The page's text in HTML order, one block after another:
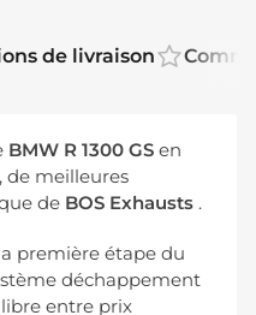
de livraison
BMW R 1300 GS en
de meilleures
de BOS Exhausts .
première étape du
déchappement
entre prix